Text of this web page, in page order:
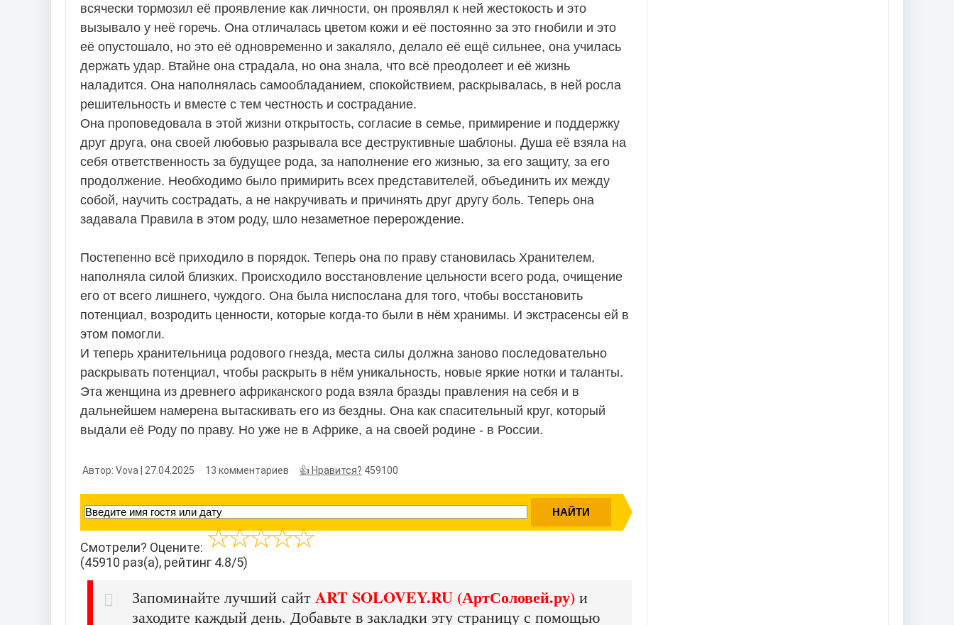
всячески тормозил её проявление как личности, он проявлял к ней жестокость и это
вызывало у неё горечь. Она отличалась цветом кожи и её постоянно за это гнобили и это
её опустошало, но это её одновременно и закаляло, делало её ещё сильнее, она училась
держать удар. Втайне она страдала, но она знала, что всё преодолеет и её жизнь
наладится. Она наполнялась самообладанием, спокойствием, раскрывалась, в ней росла
решительность и вместе с тем честность и сострадание.
Она проповедовала в этой жизни открытость, согласие в семье, примирение и поддержку
друг друга, она своей любовью разрывала все деструктивные шаблоны. Душа её взяла на
себя ответственность за будущее рода, за наполнение его жизнью, за его защиту, за его
продолжение. Необходимо было примирить всех представителей, объединить их между
собой, научить сострадать, а не накручивать и причинять друг другу боль. Теперь она
задавала Правила в этом роду, шло незаметное перерождение.
Постепенно всё приходило в порядок. Теперь она по праву становилась Хранителем,
наполняла силой близких. Происходило восстановление цельности всего рода, очищение
его от всего лишнего, чуждого. Она была ниспослана для того, чтобы восстановить
потенциал, возродить ценности, которые когда-то были в нём хранимы. И экстрасенсы ей в
этом помогли.
И теперь хранительница родового гнезда, места силы должна заново последовательно
раскрывать потенциал, чтобы раскрыть в нём уникальность, новые яркие нотки и таланты.
Эта женщина из древнего африканского рода взяла бразды правления на себя и в
дальнейшем намерена вытаскивать его из бездны. Она как спасительный круг, который
выдали её Роду по праву. Но уже не в Африке, а на своей родине - в России.
Автор: Vova | 27.04.2025 13 комментариев 👍 Нравится? 459100
Смотрели? Оцените:
(45910 раз(а), рейтинг 4.8/5)
Запоминайте лучший сайт ART SOLOVEY.RU (АртСоловей.ру) и
заходите каждый день. Добавьте в закладки эту страницу с помощью